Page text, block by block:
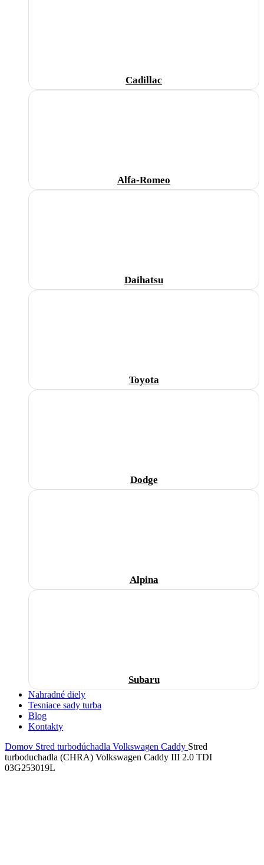
Cadillac
Alfa-Romeo
Daihatsu
Toyota
Dodge
Alpina
Subaru
Nahradné diely
Tesniace sady turba
Blog
Kontakty
Domov Stred turbodúchadla Volkswagen Caddy Stred
turboduchadla (CHRA) Volkswagen Caddy III 2.0 TDI
03G253019L